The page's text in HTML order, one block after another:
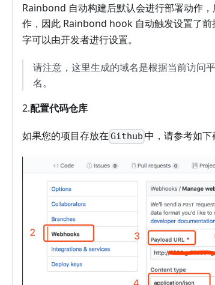
Rainbond 自动构建后默认会进行部署动作
作，因此 Rainbond hook 自动触发设置了
字可以由开发者进行设置。
请注意，这里生成的域名是根据当前访问
名。
2.配置代码仓库
如果您的项目存放在Github 中，请参考如下